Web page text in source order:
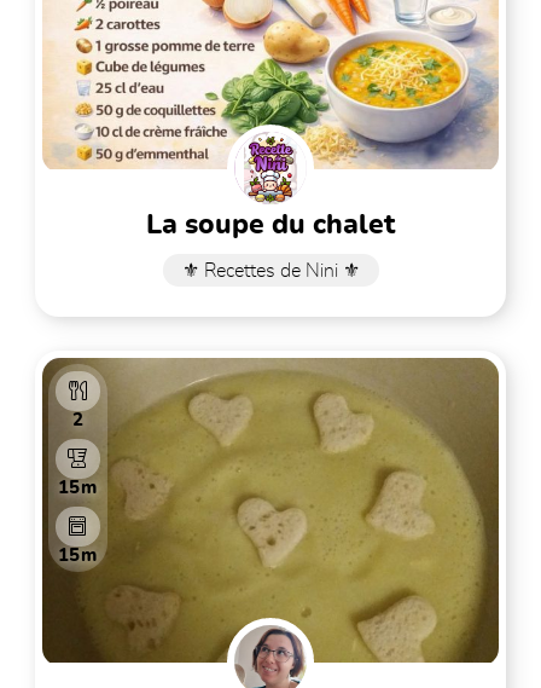
la soupe du chalet
⚜️ Recettes de Nini ⚜️
2
15m
15m